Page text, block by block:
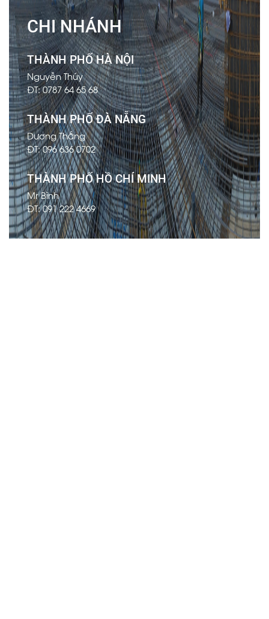
CHI NHÁNH
THÀNH PHỐ HÀ NỘI
Nguyễn Thúy
ĐT: 0787 64 65 68
THÀNH PHỐ ĐÀ NẴNG
Dương Thắng
ĐT: 096 636 0702
THÀNH PHỐ HỒ CHÍ MINH
Mr Bình
ĐT: 091 222 4669